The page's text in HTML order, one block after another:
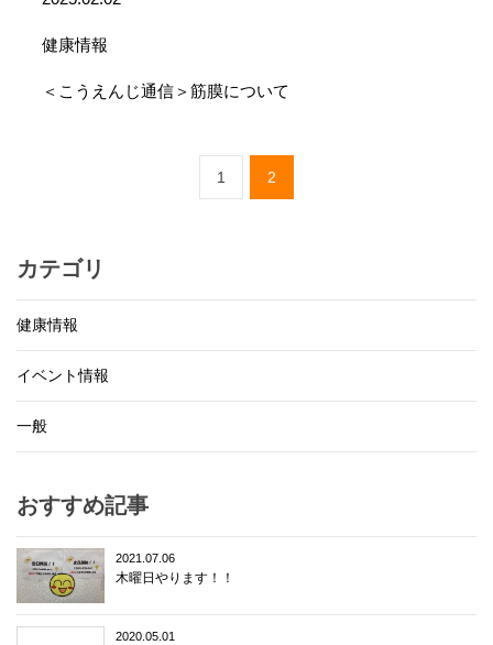
健康情報
＜こうえんじ通信＞筋膜について
1 2
カテゴリ
健康情報
イベント情報
一般
おすすめ記事
2021.07.06
木曜日やります！！
2020.05.01